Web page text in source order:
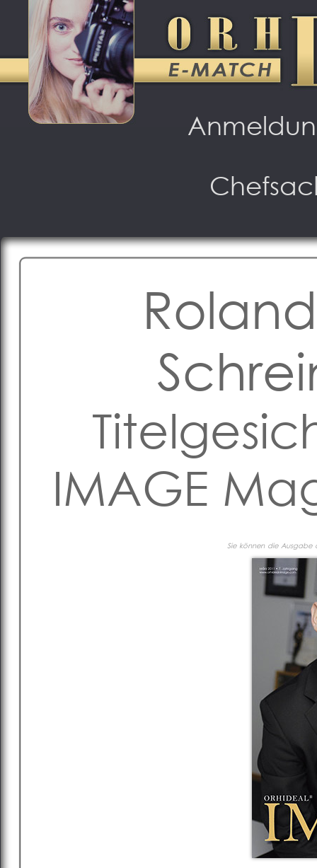
IMAGE
Sie können die Ausgabe